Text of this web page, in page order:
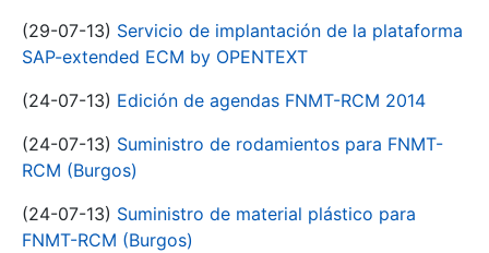
(29-07-13) Servicio de implantación de la plataforma
SAP-extended ECM by OPENTEXT
(24-07-13) Edición de agendas FNMT-RCM 2014
(24-07-13) Suministro de rodamientos para FNMT-
RCM (Burgos)
(24-07-13) Suministro de material plástico para
FNMT-RCM (Burgos)